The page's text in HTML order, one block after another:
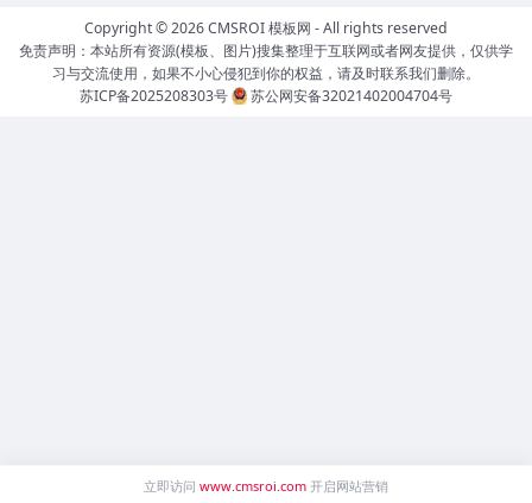
Copyright © 2026CMSROI 模板网 - All rights reserved
免责声明：本站所有资源(模板、图片)搜集整理于互联网或者网友提供，仅供学
习与交流使用，如果不小心侵犯到你的权益，请及时联系我们删除。
苏ICP备2025208303号
苏公网安备32021402004704号
立即访问 www.cmsroi.com 开启网站营销